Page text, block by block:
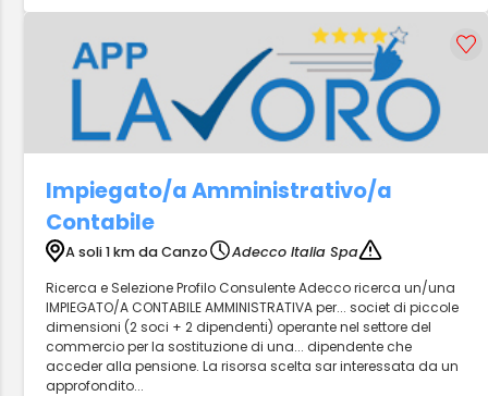
Impiegato/a Amministrativo/a
Contabile
A soli 1 km da Canzo
Adecco Italia Spa
Ricerca e Selezione Profilo Consulente Adecco ricerca un/una
IMPIEGATO/A CONTABILE AMMINISTRATIVA per... societ di piccole
dimensioni (2 soci + 2 dipendenti) operante nel settore del
commercio per la sostituzione di una... dipendente che
acceder alla pensione. La risorsa scelta sar interessata da un
approfondito...